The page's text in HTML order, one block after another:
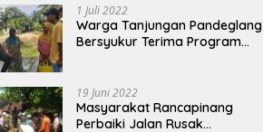
1 Juli 2022
Warga Tanjungan Pandeglang
Bersyukur Terima Program
19 Juni 2022
Masyarakat Rancapinang
Perbaiki Jalan Rusak